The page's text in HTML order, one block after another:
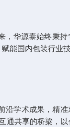
，华源泰始终秉
能国内包装行业技
沿学术成果，精
通共享的桥梁，